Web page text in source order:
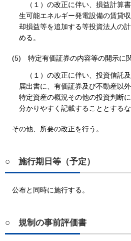
（１）の改正に伴い、損益計算
生可能エネルギー発電設備の賃貸
却損益等を追加する等投資法人の
める。
(5) 特定有価証券の内容等の開示に
（１）の改正に伴い、投資信託
届出書に、有価証券及び不動産以
特定資産の概況その他の投資判断
分かりやすく記載することとする
その他、所要の改正を行う。
○ 施行期日等（予定）
公布と同時に施行する。
○ 規制の事前評価書